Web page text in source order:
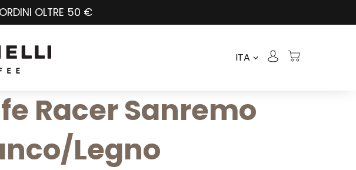
OLTRE 50 €
ITA>
Racer Sanremo
Legno